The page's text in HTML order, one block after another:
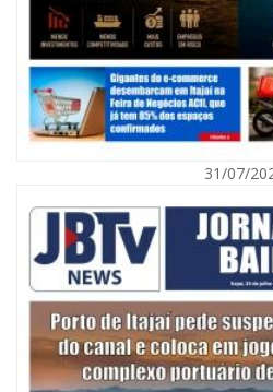
Itajaí avança na implantação do
ITAPEMA
31/07/